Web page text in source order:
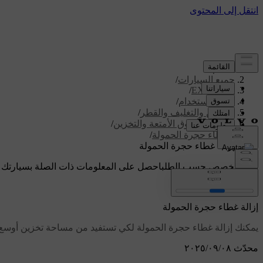
الدعم/
جميع السيارات/
EX90 2026
/
دليل الاستخدام/
التخزين والتغليف والقطر/
مساحة صندوق الأمتعة والتخزين/
غطاء حجرة الحمولة/
إزالة غطاء حجرة الحمولة
دعم مخصص حسب الطلباحصل على المعلومات ذات الصلة بسيارتك
تسجيل الدخول
محدّث ٠٨‏/٠٩‏/٢٠٢٥
إزالة غطاء حجرة الحمولة
يمكنك إزالة غطاء حجرة الحمولة لكي تستفيد من مساحة تخزين